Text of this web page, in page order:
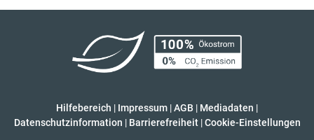
Hilfebereich | Impressum |AGB | Mediadaten |
Datenschutzinformation | Barrierefreiheit | Cookie-Einstellungen